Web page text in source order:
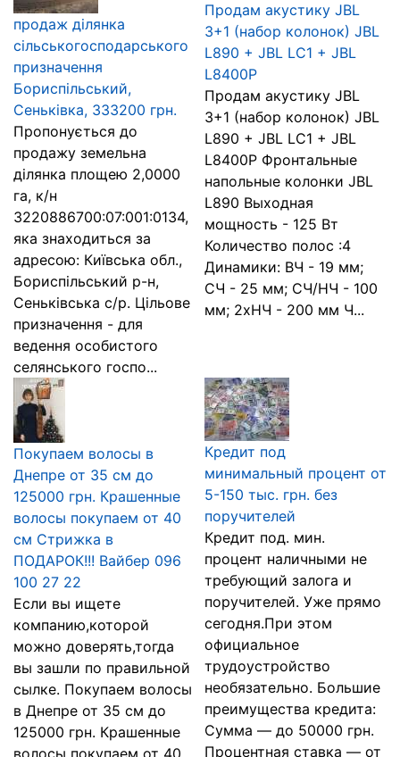
продаж ділянка
сільськогосподарського
призначення
Бориспільський,
Сеньківка, 333200 грн.
Пропонується до
продажу земельна
ділянка площею 2,0000
га, к/н
3220886700:07:001:0134,
яка знаходиться за
адресою: Київська обл.,
Бориспільський р-н,
Сеньківська с/р. Цільове
призначення - для
ведення особистого
селянського госпо...
Продам акустику JBL
3+1 (набор колонок) JBL
L890 + JBL LC1 + JBL
L8400P
Продам акустику JBL
3+1 (набор колонок) JBL
L890 + JBL LC1 + JBL
L8400P Фронтальные
напольные колонки JBL
L890 Выходная
мощность - 125 Вт
Количество полос :4
Динамики: ВЧ - 19 мм;
СЧ - 25 мм; СЧ/НЧ - 100
мм; 2xНЧ - 200 мм Ч...
Покупаем волосы в
Днепре от 35 см до
125000 грн. Крашенные
волосы покупаем от 40
см Стрижка в
ПОДАРОК!!! Вайбер 096
100 27 22
Если вы ищете
компанию,которой
можно доверять,тогда
вы зашли по правильной
сылке. Покупаем волосы
в Днепре от 35 см до
125000 грн. Крашенные
волосы покупаем от 40
Кредит под
минимальный процент от
5-150 тыс. грн. без
поручителей
Кредит под. мин.
процент наличными не
требующий залога и
поручителей. Уже прямо
сегодня.При этом
официальное
трудоустройство
необязательно. Большие
преимущества кредита:
Сумма — до 50000 грн.
Процентная ставка — от